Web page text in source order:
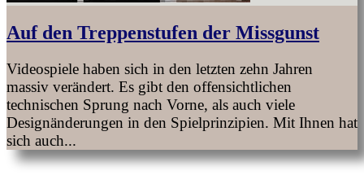
Auf den Treppenstufen der Missgunst
Videospiele haben sich in den letzten zehn Jahren
massiv verändert. Es gibt den offensichtlichen
technischen Sprung nach Vorne, als auch viele
Designänderungen in den Spielprinzipien. Mit Ihnen hat
sich auch...